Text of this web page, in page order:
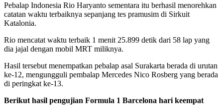
Pebalap Indonesia Rio Haryanto sementara itu berhasil menorehkan
catatan waktu terbaiknya sepanjang tes pramusim di Sirkuit
Katalonia.
Rio mencatat waktu terbaik 1 menit 25.899 detik dari 58 lap yang
dia jajal dengan mobil MRT miliknya.
Hasil tersebut menempatkan pebalap asal Surakarta berada di urutan
ke-12, mengungguli pembalap Mercedes Nico Rosberg yang berada
di peringkat ke-13.
Berikut hasil pengujian Formula 1 Barcelona hari keempat